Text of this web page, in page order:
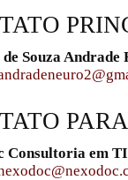
Souza Andrade
Consultoria em TI